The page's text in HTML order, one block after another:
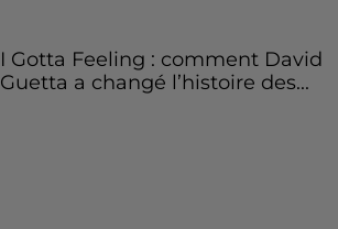
I Gotta Feeling : comment David
Guetta a changé l’histoire des...